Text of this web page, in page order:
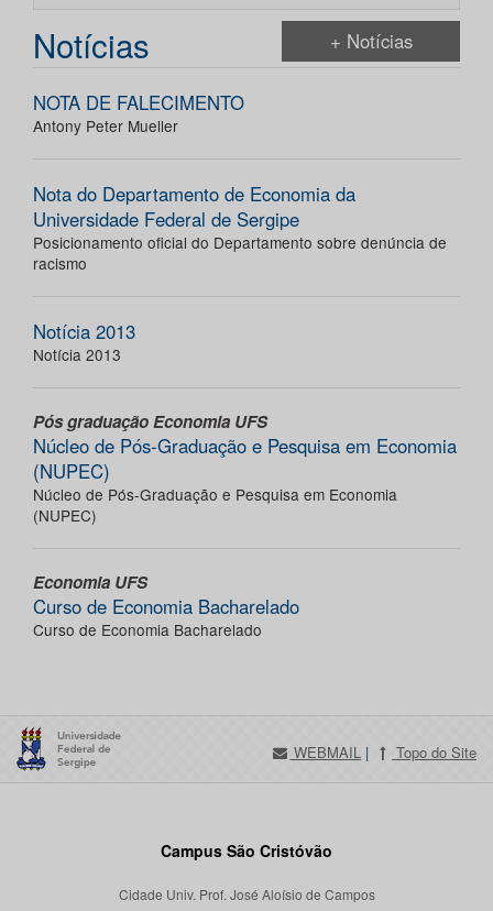
Notícias + Notícias
NOTA DE FALECIMENTO
Antony Peter Mueller
Nota do Departamento de Economia da
Universidade Federal de Sergipe
Posicionamento oficial do Departamento sobre denúncia de
racismo
Notícia 2013
Notícia 2013
Pós graduação Economia UFS
Núcleo de Pós-Graduação e Pesquisa em Economia
(NUPEC)
Núcleo de Pós-Graduação e Pesquisa em Economia
(NUPEC)
Economia UFS
Curso de Economia Bacharelado
Curso de Economia Bacharelado
WEBMAIL | Topo do Site
Campus São Cristóvão
Cidade Univ. Prof. José Aloísio de Campos